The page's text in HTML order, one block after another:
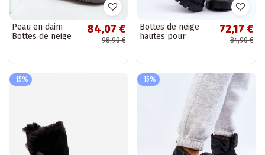
Peau en daim
Bottes de neige
84,07 €
98,90 €
Bottes de neige
hautes pour
72,17 €
84,90 €
-15% -15%